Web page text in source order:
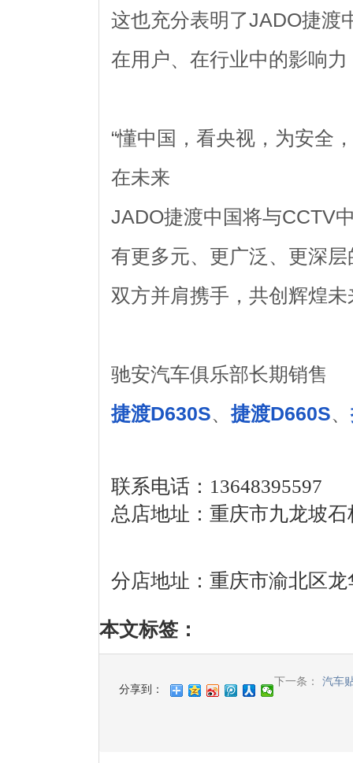
这也充分表明了JADO捷渡
在用户、在行业中的影响力
“懂中国，看央视，为安全
在未来
JADO捷渡中国将与CCTV
有更多元、更广泛、更深层
双方并肩携手，共创辉煌未
驰安汽车俱乐部长期销售
捷渡D630S、捷渡D660S、
联系电话：13648395597
总店地址：重庆市九龙坡
分店地址：重庆市渝北区
本文标签 ：
分享到：
下一条： 汽车